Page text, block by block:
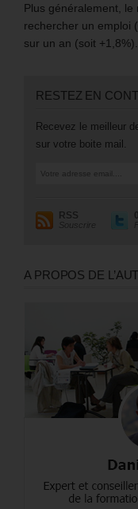
Plus généralement,
rechercher un emploi
sur un an (soit +1,8%).
RESTEZ EN
Recevez le meilleur
sur votre boite mail.
RSS
Souscrire
0
A PROPOS DE